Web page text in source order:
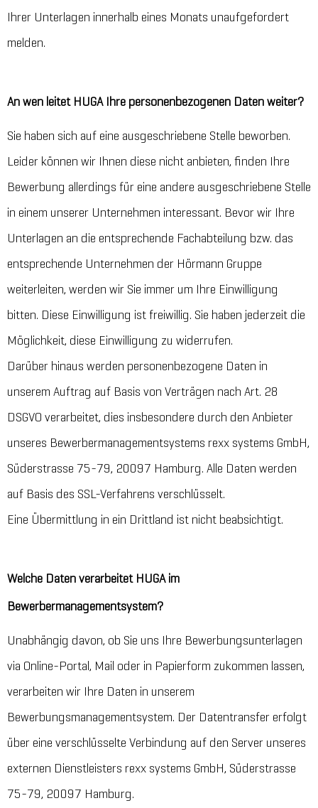
Ihrer Unterlagen innerhalb eines Monats unaufgefordert
melden.
An wen leitet HUGA Ihre personenbezogenen Daten weiter?
Sie haben sich auf eine ausgeschriebene Stelle beworben.
Leider können wir Ihnen diese nicht anbieten, finden Ihre
Bewerbung allerdings für eine andere ausgeschriebene Stelle
in einem unserer Unternehmen interessant. Bevor wir Ihre
Unterlagen an die entsprechende Fachabteilung bzw. das
entsprechende Unternehmen der Hörmann Gruppe
weiterleiten, werden wir Sie immer um Ihre Einwilligung
bitten. Diese Einwilligung ist freiwillig. Sie haben jederzeit die
Möglichkeit, diese Einwilligung zu widerrufen.
Darüber hinaus werden personenbezogene Daten in
unserem Auftrag auf Basis von Verträgen nach Art. 28
DSGVO verarbeitet, dies insbesondere durch den Anbieter
unseres Bewerbermanagementsystems rexx systems GmbH,
Süderstrasse 75-79, 20097 Hamburg. Alle Daten werden
auf Basis des SSL-Verfahrens verschlüsselt.
Eine Übermittlung in ein Drittland ist nicht beabsichtigt.
Welche Daten verarbeitet HUGA im
Bewerbermanagementsystem?
Unabhängig davon, ob Sie uns Ihre Bewerbungsunterlagen
via Online-Portal, Mail oder in Papierform zukommen lassen,
verarbeiten wir Ihre Daten in unserem
Bewerbungsmanagementsystem. Der Datentransfer erfolgt
über eine verschlüsselte Verbindung auf den Server unseres
externen Dienstleisters rexx systems GmbH, Süderstrasse
75-79, 20097 Hamburg.